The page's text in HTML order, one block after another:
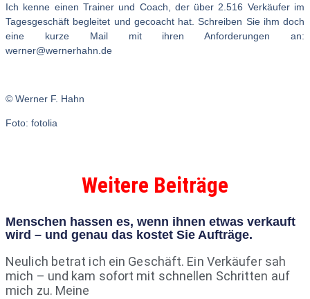
Ich kenne einen Trainer und Coach, der über 2.516 Verkäufer im
Tagesgeschäft begleitet und gecoacht hat. Schreiben Sie ihm doch
eine kurze Mail mit ihren Anforderungen an:
werner@wernerhahn.de
© Werner F. Hahn
Foto: fotolia
Weitere Beiträge
Menschen hassen es, wenn ihnen etwas verkauft
wird – und genau das kostet Sie Aufträge.
Neulich betrat ich ein Geschäft. Ein Verkäufer sah
mich – und kam sofort mit schnellen Schritten auf
mich zu. Meine